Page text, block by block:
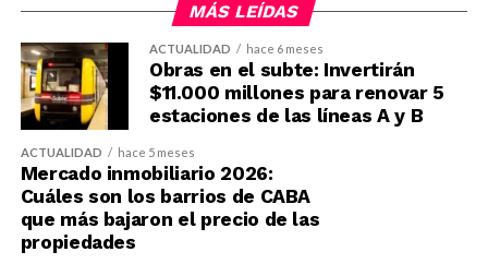
MÁS LEÍDAS
ACTUALIDAD hace 6 meses
Obras en el subte: Invertirán
$11.000 millones para renovar 5
estaciones de las líneas A y B
ACTUALIDAD hace 5 meses
Mercado inmobiliario 2026:
Cuáles son los barrios de CABA
que más bajaron el precio de las
propiedades